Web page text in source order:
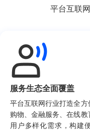
服务生态全面覆盖
平台互联网行业打造全
购物、金融服务、在线
用户多样化需求，构建